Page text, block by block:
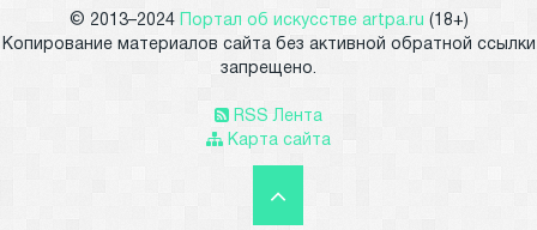
© 2013–2024 Портал об искусстве artpa.ru (18+)
Копирование материалов сайта без активной обратной ссылки
запрещено.
RSS Лента
Карта сайта